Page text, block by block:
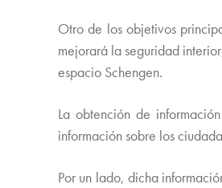
Otro de los objetivos
mejorará la seguridad
espacio Schengen.
La obtención de
información sobre los
Por un lado, dicha